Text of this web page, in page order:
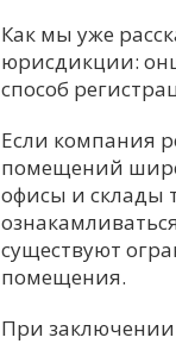
Как мы уже
юрисдикции:
способ
Если компания
помещений
офисы и склады
существуют
помещения.
При заключении